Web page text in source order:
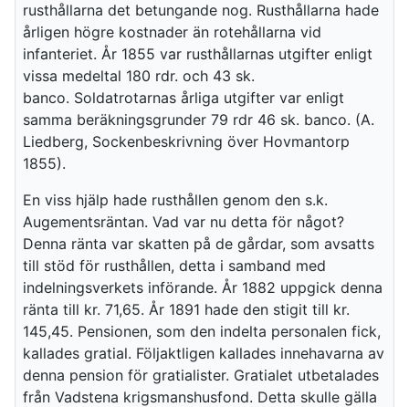
rusthållarna det betungande nog. Rusthållarna hade
årligen högre kostnader än rotehållarna vid
infanteriet. År 1855 var rusthållarnas utgifter enligt
vissa medeltal 180 rdr. och 43 sk.
banco. Soldatrotarnas årliga utgifter var enligt
samma beräkningsgrunder 79 rdr 46 sk. banco. (A.
Liedberg, Sockenbeskrivning över Hovmantorp
1855).
En viss hjälp hade rusthållen genom den s.k.
Augementsräntan. Vad var nu detta för något?
Denna ränta var skatten på de gårdar, som avsatts
till stöd för rusthållen, detta i samband med
indelningsverkets införande. År 1882 uppgick denna
ränta till kr. 71,65. År 1891 hade den stigit till kr.
145,45. Pensionen, som den indelta personalen fick,
kallades gratial. Följaktligen kallades innehavarna av
denna pension för gratialister. Gratialet utbetalades
från Vadstena krigsmanshusfond. Detta skulle gälla